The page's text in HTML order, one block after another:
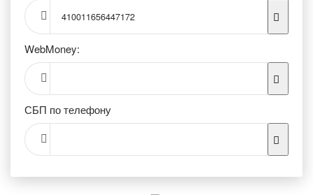
410011656447172
WebMoney:
СБП по телефону